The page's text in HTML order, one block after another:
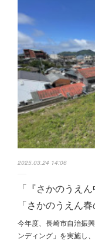
2025.03.24 14:06
「『さかのうえ
「さかのうえん
今年度、長崎市自治振
ンディング」を実施し